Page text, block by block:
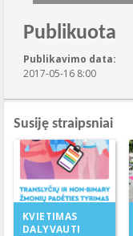
Publikuota
Publikavimo data:
2017-05-16 8:00
Susiję straipsniai
KVIETIMAS
DALYVAUTI